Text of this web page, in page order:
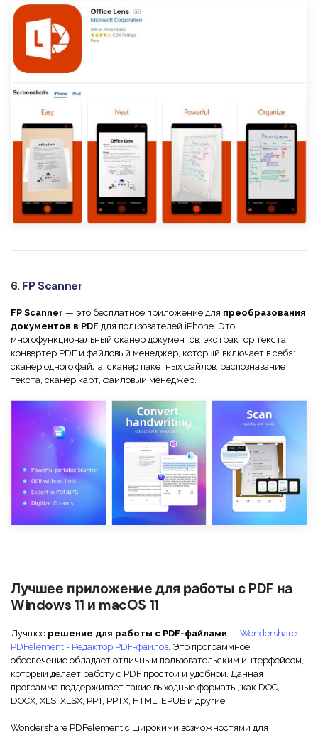
6. FP Scanner
FP Scanner — это бесплатное приложение для преобразования
документов в PDF для пользователей iPhone. Это
многофункциональный сканер документов, экстрактор текста,
конвертер PDF и файловый менеджер, который включает в себя:
сканер одного файла, сканер пакетных файлов, распознавание
текста, сканер карт, файловый менеджер.
Лучшее приложение для работы с PDF на
Windows 11 и macOS 11
Лучшее решение для работы с PDF-файлами — Wondershare
PDFelement - Редактор PDF-файлов. Это программное
обеспечение обладает отличным пользовательским интерфейсом,
который делает работу с PDF простой и удобной. Данная
программа поддерживает такие выходные форматы, как DOC,
DOCX, XLS, XLSX, PPT, PPTX, HTML, EPUB и другие.
Wondershare PDFelement с широкими возможностями для